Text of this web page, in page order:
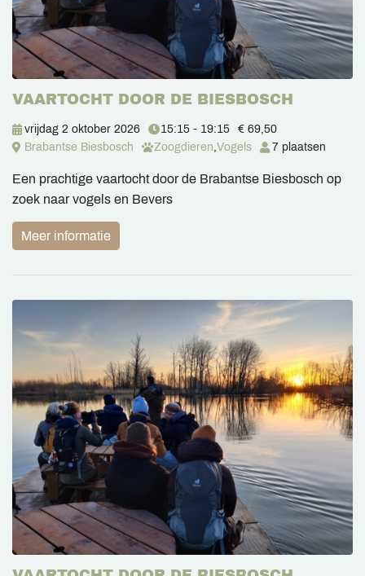
VAARTOCHT DOOR DE BIESBOSCH
vrijdag 2 oktober 2026 15:15 - 19:15
€ 69,50
Brabantse Biesbosch
Zoogdieren,Vogels 7 plaatsen
Een prachtige vaartocht door de Brabantse Biesbosch op
zoek naar vogels en Bevers
Meer informatie